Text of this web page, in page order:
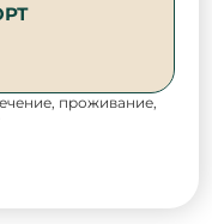
проживание,